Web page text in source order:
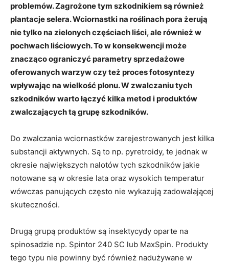
problemów. Zagrożone tym szkodnikiem są również
plantacje selera. Wciornastki na roślinach pora żerują
nie tylko na zielonych częściach liści, ale również w
pochwach liściowych. To w konsekwencji może
znacząco ograniczyć parametry sprzedażowe
oferowanych warzyw czy też proces fotosyntezy
wpływając na wielkość plonu. W zwalczaniu tych
szkodników warto łączyć kilka metod i produktów
zwalczających tą grupę szkodników.
Do zwalczania wciornastków zarejestrowanych jest kilka
substancji aktywnych. Są to np. pyretroidy, te jednak w
okresie największych nalotów tych szkodników jakie
notowane są w okresie lata oraz wysokich temperatur
wówczas panujących często nie wykazują zadowalającej
skuteczności.
Drugą grupą produktów są insektycydy oparte na
spinosadzie np. Spintor 240 SC lub MaxSpin. Produkty
tego typu nie powinny być również nadużywane w